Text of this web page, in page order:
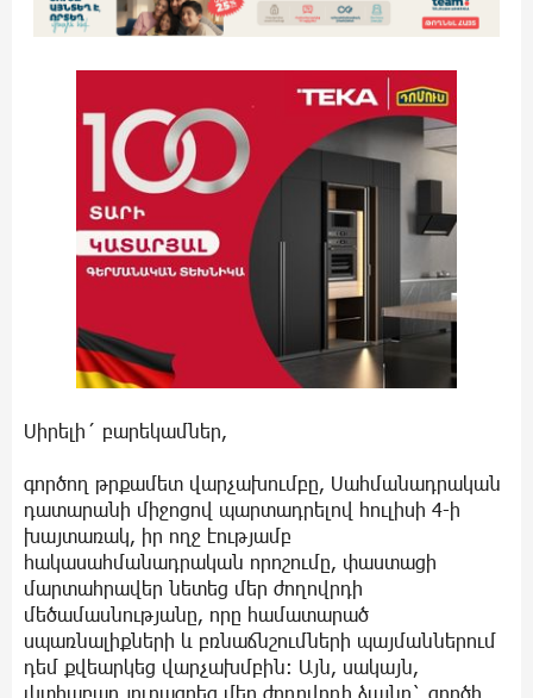
Սիրելի´ բարեկամներ,
գործող թրքամետ վարչախումբը, Սահմանադրական
դատարանի միջոցով պարտադրելով հուլիսի 4-ի
խայտառակ, իր ողջ էությամբ
հակասահմանադրական որոշումը, փաստացի
մարտահրավեր նետեց մեր ժողովրդի
մեծամասնությանը, որը համատարած
սպառնալիքների և բռնաճնշումների պայմաններում
դեմ քվեարկեց վարչախմբին: Այն, սակայն,
լկտիաբար յուրացրեց մեր ժողովրդի ձայնը` գործի